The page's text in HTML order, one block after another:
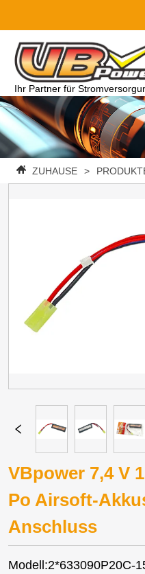
Ihr Partner für
ZUHAUSE >
VBpower 7,4 V
Po Airsoft-
Anschluss
Modell:2*633090P20C-